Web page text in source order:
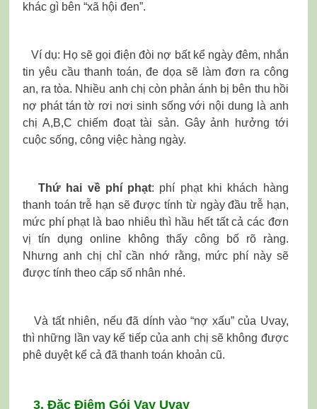
khác gì bên “xã hội đen”.
Ví dụ: Họ sẽ gọi điện đòi nợ bất kể ngày đêm, nhắn
tin yêu cầu thanh toán, đe dọa sẽ làm đơn ra công
an, ra tòa. Nhiều anh chị còn phản ánh bị bên thu hồi
nợ phát tán tờ rơi nơi sinh sống với nội dung là anh
chị A,B,C chiếm đoạt tài sản. Gây ảnh hưởng tới
cuộc sống, công việc hàng ngày.
Thứ hai về phí phạt: phí phạt khi khách hàng
thanh toán trễ hạn sẽ được tính từ ngày đầu trễ hạn,
mức phí phạt là bao nhiêu thì hầu hết tất cả các đơn
vị tín dụng online không thấy công bố rõ ràng.
Nhưng anh chị chỉ cần nhớ rằng, mức phí này sẽ
được tính theo cấp số nhân nhé.
Và tất nhiên, nếu đã dính vào “nợ xấu” của Uvay,
thì những lần vay kế tiếp của anh chị sẽ không được
phê duyệt kể cả đã thanh toán khoản cũ.
3. Đặc Điêm Gói Vay Uvay